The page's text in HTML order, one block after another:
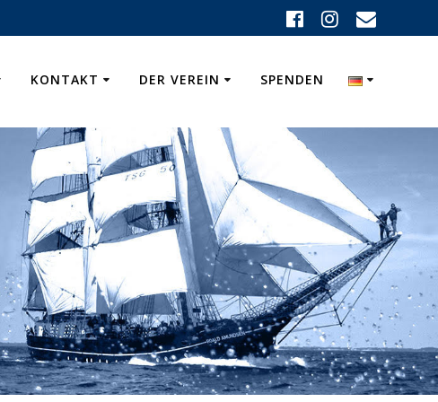
KONTAKT DER VEREIN SPENDEN